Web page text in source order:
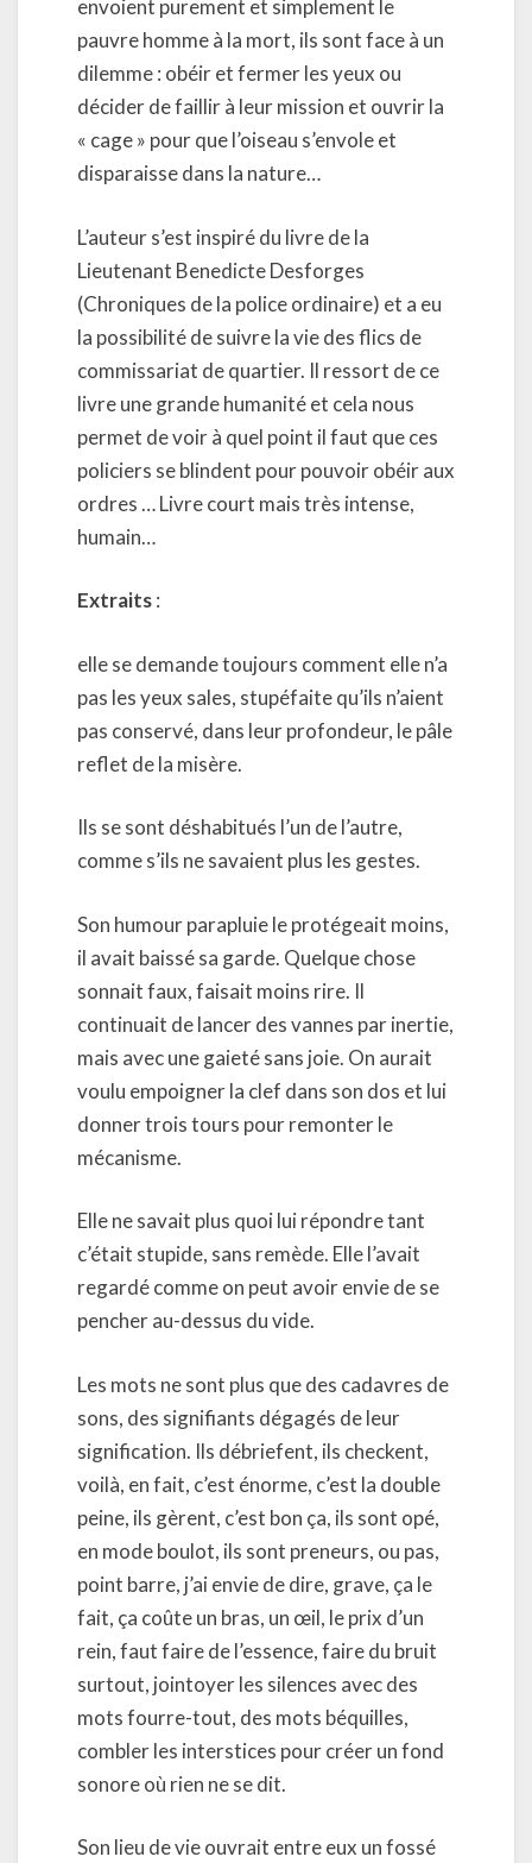
envoient purement et simplement le
pauvre homme à la mort, ils sont face à un
dilemme : obéir et fermer les yeux ou
décider de faillir à leur mission et ouvrir la
« cage » pour que l’oiseau s’envole et
disparaisse dans la nature…
L’auteur s’est inspiré du livre de la
Lieutenant Benedicte Desforges
(Chroniques de la police ordinaire) et a eu
la possibilité de suivre la vie des flics de
commissariat de quartier. Il ressort de ce
livre une grande humanité et cela nous
permet de voir à quel point il faut que ces
policiers se blindent pour pouvoir obéir aux
ordres … Livre court mais très intense,
humain…
Extraits:
elle se demande toujours comment elle n’a
pas les yeux sales, stupéfaite qu’ils n’aient
pas conservé, dans leur profondeur, le pâle
reflet de la misère.
Ils se sont déshabitués l’un de l’autre,
comme s’ils ne savaient plus les gestes.
Son humour parapluie le protégeait moins,
il avait baissé sa garde. Quelque chose
sonnait faux, faisait moins rire. Il
continuait de lancer des vannes par inertie,
mais avec une gaieté sans joie. On aurait
voulu empoigner la clef dans son dos et lui
donner trois tours pour remonter le
mécanisme.
Elle ne savait plus quoi lui répondre tant
c’était stupide, sans remède. Elle l’avait
regardé comme on peut avoir envie de se
pencher au-dessus du vide.
Les mots ne sont plus que des cadavres de
sons, des signifiants dégagés de leur
signification. Ils débriefent, ils checkent,
voilà, en fait, c’est énorme, c’est la double
peine, ils gèrent, c’est bon ça, ils sont opé,
en mode boulot, ils sont preneurs, ou pas,
point barre, j’ai envie de dire, grave, ça le
fait, ça coûte un bras, un œil, le prix d’un
rein, faut faire de l’essence, faire du bruit
surtout, jointoyer les silences avec des
mots fourre-tout, des mots béquilles,
combler les interstices pour créer un fond
sonore où rien ne se dit.
Son lieu de vie ouvrait entre eux un fossé